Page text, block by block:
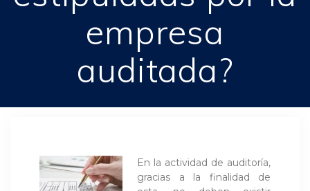
empresa
auditada?
En la actividad de auditoría,
gracias a la finalidad de